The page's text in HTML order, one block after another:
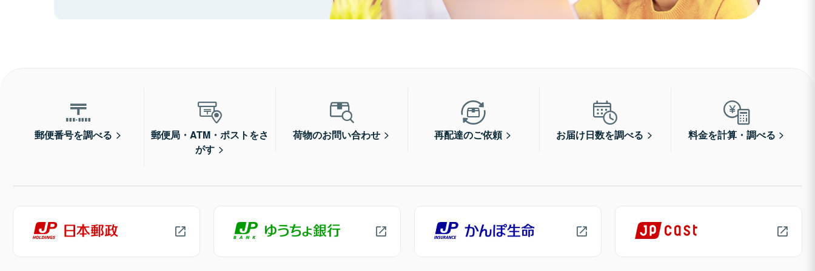
郵便番号を調べる
郵便局・ATM・ポストをさ
がす
荷物のお問い合わせ 再配達のご依頼 お届け日数を調べる 料金を計算・調べる